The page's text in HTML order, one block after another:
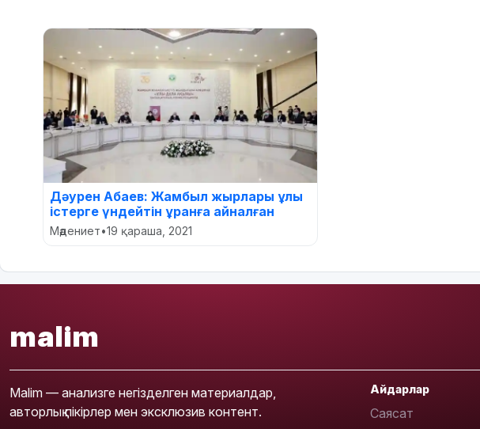
Дәурен Абаев: Жамбыл жырлары ұлы
істерге үндейтін ұранға айналған
Мәдениет•19 қараша, 2021
malim
Malim — анализге негізделген материалдар,
авторлық пікірлер мен эксклюзив контент.
Айдарлар
Саясат